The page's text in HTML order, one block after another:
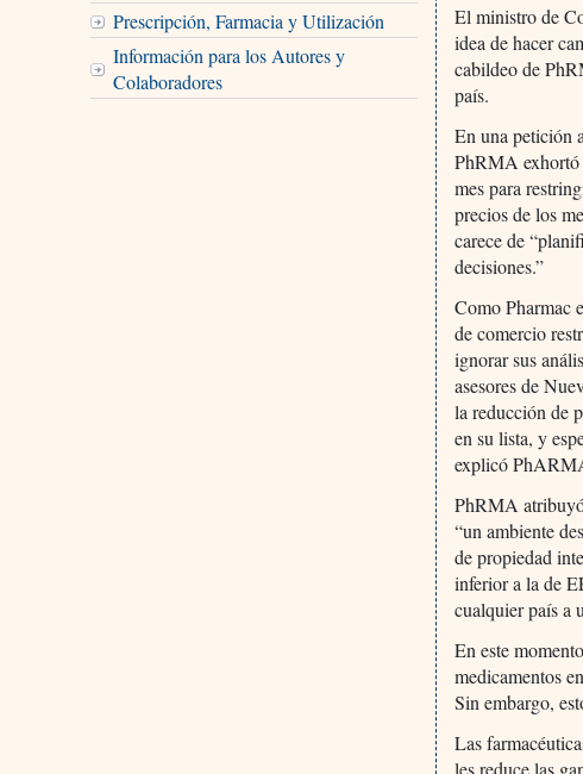
Prescripción, Farmacia y Utilización
Información para los Autores y
Colaboradores
El ministro de
idea de hacer
cabildeo de
país.
En una petición
PhRMA exhortó
mes para
precios de los
carece de
decisiones.”
Como Pharmac
de comercio
ignorar sus
asesores de
la reducción de
en su lista, y
explicó
PhRMA
“un ambiente
de propiedad
inferior a la de
cualquier país a
En este
medicamentos
Sin embargo,
Las
les reduce las